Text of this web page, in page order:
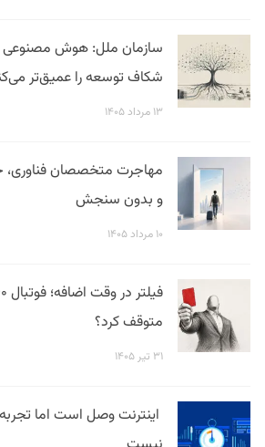
سازمان ملل: هوش مصنوعی
شکاف توسعه را عمیق‌تر
۱۳ مرداد ۱۴۰۵
مهاجرت متخصصان فناوری،
و بدون سنجش
۱۰ مرداد ۱۴۰۵
متوقف کرد؟
۳۱ تیر ۱۴۰۵
اینترنت وصل است اما